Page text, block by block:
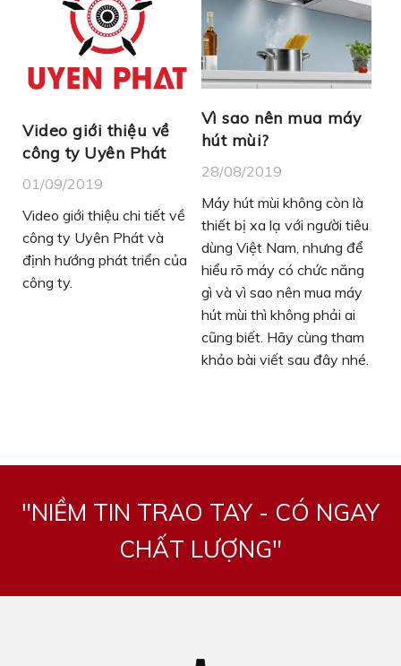
Video giới thiệu về
công ty Uyên Phát
01/09/2019
Video giới thiệu chi tiết về
công ty Uyên Phát và
định hướng phát triển của
công ty.
Vì sao nên mua máy
hút mùi?
28/08/2019
Máy hút mùi không còn là
thiết bị xa lạ với người tiêu
dùng Việt Nam, nhưng để
hiểu rõ máy có chức năng
gì và vì sao nên mua máy
hút mùi thì không phải ai
cũng biết. Hãy cùng tham
khảo bài viết sau đây nhé.
"NIỀM TIN TRAO TAY - CÓ NGAY
CHẤT LƯỢNG"